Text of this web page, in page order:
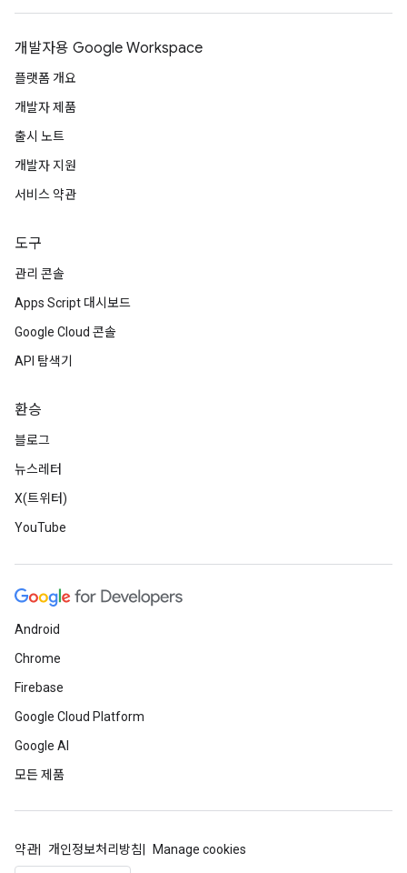
개발자용 Google Workspace
플랫폼 개요
개발자 제품
출시 노트
개발자 지원
서비스 약관
도구
관리 콘솔
Apps Script 대시보드
Google Cloud 콘솔
API 탐색기
환승
블로그
뉴스레터
X(트위터)
YouTube
Android
Chrome
Firebase
Google Cloud Platform
Google AI
모든 제품
약관 개인정보처리방침 Manage cookies